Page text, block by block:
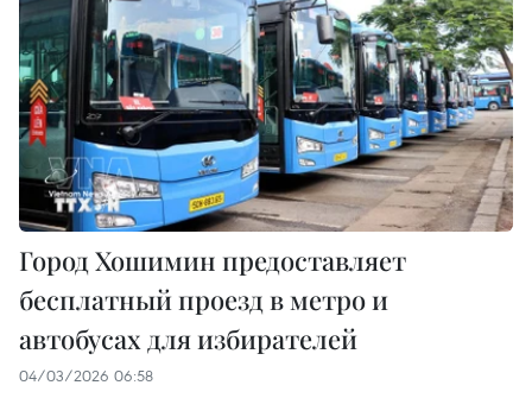
Город Хошимин предоставляет
бесплатный проезд в метро и
автобусах для избирателей
04/03/2026 06:58